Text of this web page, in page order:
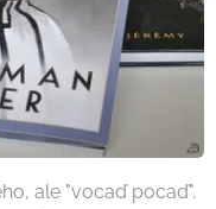
ale "vocaď pocaď".